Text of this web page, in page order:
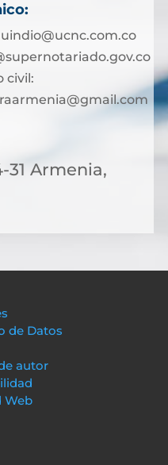
civil:
31 Armenia,
de Datos
autor
Web